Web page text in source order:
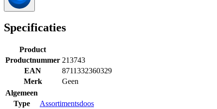
Specificaties
Product
Productnummer 213743
EAN
8711332360329
Merk
Geen
Algemeen
Type
Assortimentsdoos